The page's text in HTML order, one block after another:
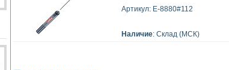
Артикул: E-8880#112
Наличие: Склад (МСК)